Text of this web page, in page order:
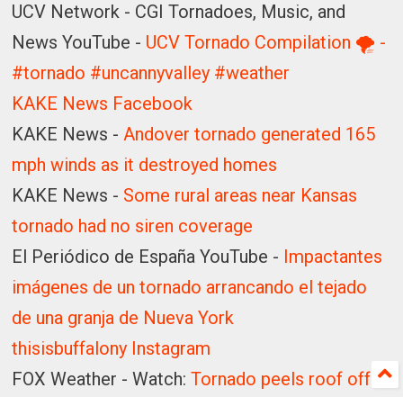
UCV Network - CGI Tornadoes, Music, and
News YouTube - UCV Tornado Compilation 🌪 -
#tornado #uncannyvalley #weather
KAKE News Facebook
KAKE News -Andover tornado generated 165
mph winds as it destroyed homes
KAKE News - Some rural areas near Kansas
tornado had no siren coverage
El Periódico de España YouTube - Impactantes
imágenes de un tornado arrancando el tejado
de una granja de Nueva York
thisisbuffalony Instagram
FOX Weather - Watch:Tornado peels roof off